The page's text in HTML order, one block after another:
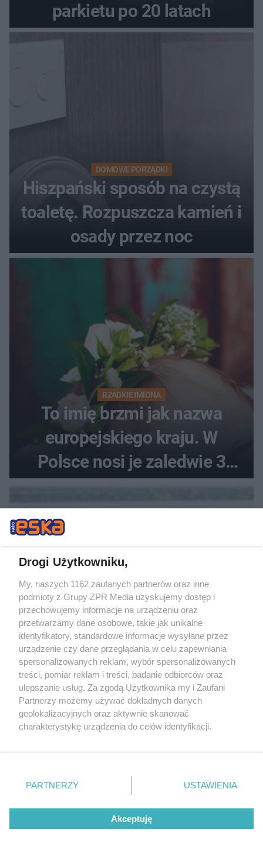
parkietu po 20 latach
DOMOWE PORZĄDKI
Hiszpański sposób na czystą
toaletę. Rozpuszcza kamień i
osady przez noc
RZADKIE IMIONA
To imię brzmi jak nazwa
europejskiego kraju. W
Polsce nosi je zaledwie 3
DOMOWE TRIKI
Zwilż kartkę i połóż na parapecie.
Żadna mucha nie wleci do twojego
domu
Zrób to po zebraniu borówek, a za
Drogi Użytkowniku,
My, naszych 1162 zaufanych partnerów oraz inne
podmioty z Grupy ZPR Media uzyskujemy dostęp i
przechowujemy informacje na urządzeniu oraz
przetwarzamy dane osobowe, takie jak unikalne
identyfikatory, standardowe informacje wysyłane przez
urządzenie czy dane przeglądania w celu zapewniania
spersonalizowanych reklam, wybór spersonalizowanych
treści, pomiar reklam i treści, badanie odbiorców oraz
ulepszanie usług. Za zgodą Użytkownika my i Zaufani
Partnerzy możemy używać dokładnych danych
geolokalizacyjnych oraz aktywnie skanować
charakterystykę urządzenia do celów identyfikacji.
zmienić/wycofać klikając przycisk ustawień prywatności
znajdujący się w lewym dolnym rogu strony
rodzaje przetwarzania danych nie wymagają zgody
użytkownika, ale masz prawo sprzeciwić się takiemu
przetwarzaniu. Preferencje będą miały zastosowanie tylko
PARTNERZY USTAWIENIA
Akceptuję